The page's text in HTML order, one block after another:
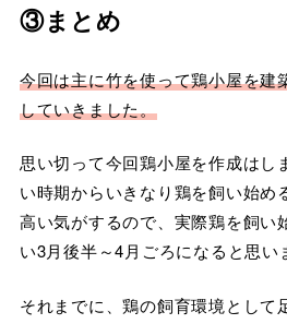
③まとめ
今回は主に竹を使って鶏小屋を建
していきました。
思い切って今回鶏小屋を作成はし
い時期からいきなり鶏を飼い始め
高い気がするので、実際鶏を飼い
い3月後半～4月ごろになると思い
それまでに、鶏の飼育環境として